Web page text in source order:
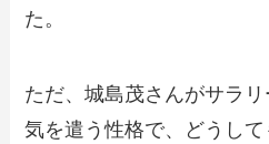
た。
ただ、城島茂さんがサラ
気を遣う性格で、どうし